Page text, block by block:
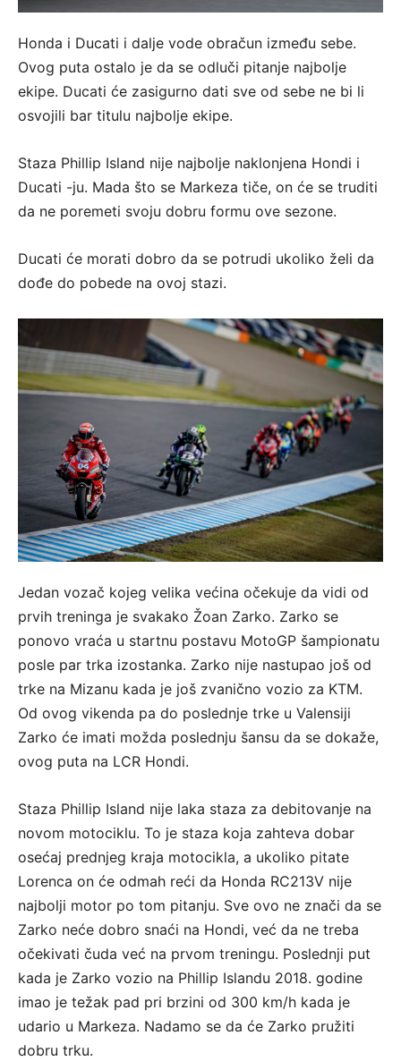
Honda i Ducati i dalje vode obračun između sebe.
Ovog puta ostalo je da se odluči pitanje najbolje
ekipe. Ducati će zasigurno dati sve od sebe ne bi li
osvojili bar titulu najbolje ekipe.
Staza Phillip Island nije najbolje naklonjena Hondi i
Ducati -ju. Mada što se Markeza tiče, on će se truditi
da ne poremeti svoju dobru formu ove sezone.
Ducati će morati dobro da se potrudi ukoliko želi da
dođe do pobede na ovoj stazi.
Jedan vozač kojeg velika većina očekuje da vidi od
prvih treninga je svakako Žoan Zarko. Zarko se
ponovo vraća u startnu postavu MotoGP šampionatu
posle par trka izostanka. Zarko nije nastupao još od
trke na Mizanu kada je još zvanično vozio za KTM.
Od ovog vikenda pa do poslednje trke u Valensiji
Zarko će imati možda poslednju šansu da se dokaže,
ovog puta na LCR Hondi.
Staza Phillip Island nije laka staza za debitovanje na
novom motociklu. To je staza koja zahteva dobar
osećaj prednjeg kraja motocikla, a ukoliko pitate
Lorenca on će odmah reći da Honda RC213V nije
najbolji motor po tom pitanju. Sve ovo ne znači da se
Zarko neće dobro snaći na Hondi, već da ne treba
očekivati čuda već na prvom treningu. Poslednji put
kada je Zarko vozio na Phillip Islandu 2018. godine
imao je težak pad pri brzini od 300 km/h kada je
udario u Markeza. Nadamo se da će Zarko pružiti
dobru trku.